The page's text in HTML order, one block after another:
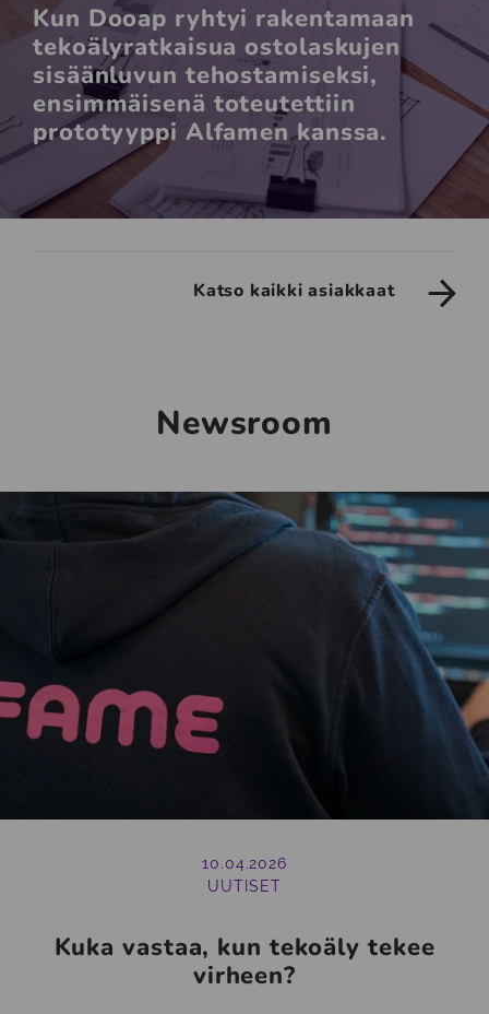
Kun Dooap ryhtyi rakentamaan
tekoälyratkaisua ostolaskujen
sisäänluvun tehostamiseksi,
ensimmäisenä toteutettiin
prototyyppi Alfamen kanssa.
Katso kaikki asiakkaat
Newsroom
10.04.2026
UUTISET
Kuka vastaa, kun tekoäly tekee
virheen?